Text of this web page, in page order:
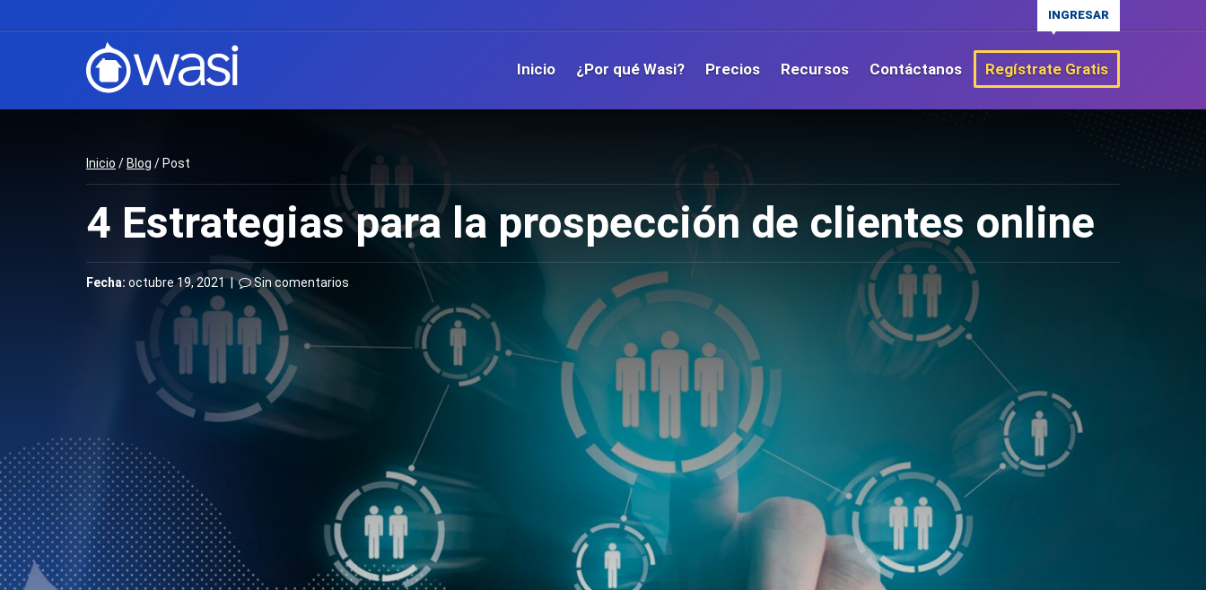
INGRESAR
Inicio ¿Por qué Wasi? Precios Recursos Contáctanos Regístrate Gratis
Inicio / Blog / Post
4 Estrategias para la prospección de clientes online
Fecha: octubre 19, 2021 | Sin comentarios